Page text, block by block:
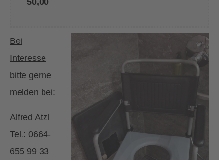
50,00
Bei
Interesse
bitte gerne
melden bei:
Alfred Atzl
Tel.: 0664-
655 99 33